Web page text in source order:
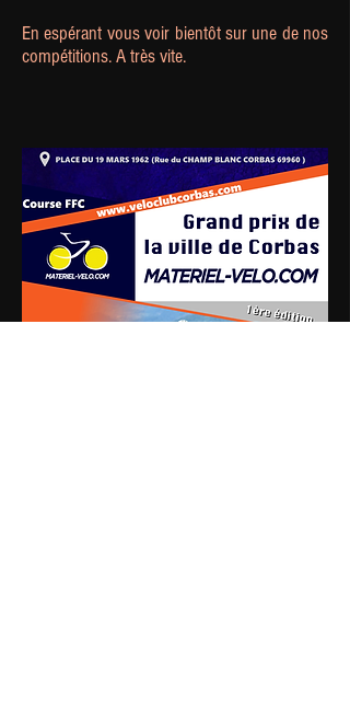
En espérant vous voir bientôt sur une de nos
compétitions. A très vite.